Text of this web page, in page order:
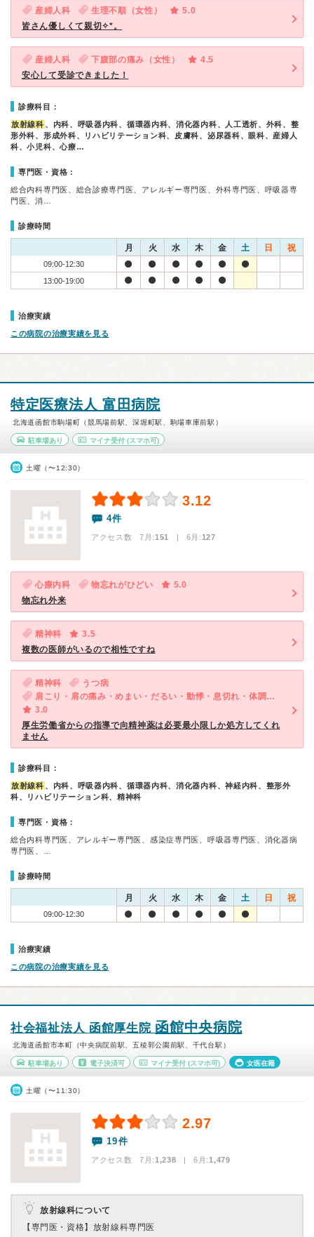
産婦人科 生理不順（女性）
5.0
皆さん優しくて親切✧︎*。
産婦人科 下腹部の痛み（女性）
4.5
安心して受診できました！
診療科目：
放射線科 、内科、呼吸器内科、循環器内科、消化器内科、人工透析、外科、整
形外科、形成外科、リハビリテーション科、皮膚科、泌尿器科、眼科、産婦人
科、小児科、心療…
専門医・資格：
総合内科専門医、総合診療専門医、アレルギー専門医、外科専門医、呼吸器専
門医、消…
診療時間
月 火 水 木 金 土 日 祝
09:00-12:30
13:00-19:00
治療実績
この病院の治療実績を見る
特定医療法人 富田病院
北海道函館市駒場町（競馬場前駅、深堀町駅、駒場車庫前駅）
駐車場あり マイナ受付(スマホ可)
土曜（〜12:30）
3.12
4件
アクセス数 7月:151 | 6月:127
心療内科 物忘れがひどい
5.0
物忘れ外来
精神科
3.5
複数の医師がいるので相性ですね
精神科
うつ病
肩こり・肩の痛み・めまい・だるい・動悸・息切れ・体調不良・ED（男性）・気が滅入る・不安
3.0
厚生労働省からの指導で向精神薬は必要最小限しか処方してくれ
ません
診療科目：
放射線科 、内科、呼吸器内科、循環器内科、消化器内科、神経内科、整形外
科、リハビリテーション科、精神科
専門医・資格：
総合内科専門医、アレルギー専門医、感染症専門医、呼吸器専門医、消化器病
専門医、…
診療時間
月 火 水 木 金 土 日 祝
09:00-12:30
治療実績
この病院の治療実績を見る
社会福祉法人 函館厚生院 函館中央病院
北海道函館市本町（中央病院前駅、五稜郭公園前駅、千代台駅）
駐車場あり 電子決済可 マイナ受付 (スマホ可) 女医在籍
土曜（〜11:30）
2.97
19件
アクセス数 7月:1,238 | 6月:1,479
放射線科について
【専門医・資格】 放射線科専門医